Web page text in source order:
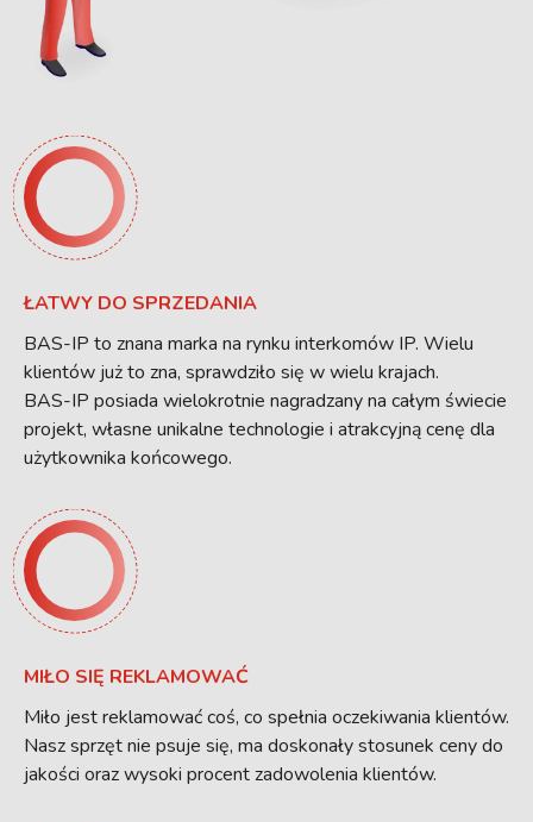
ŁATWY DO SPRZEDANIA
BAS-IP to znana marka na rynku interkomów IP. Wielu
klientów już to zna, sprawdziło się w wielu krajach.
BAS-IP posiada wielokrotnie nagradzany na całym świecie
projekt, własne unikalne technologie i atrakcyjną cenę dla
użytkownika końcowego.
MIŁO SIĘ REKLAMOWAĆ
Miło jest reklamować coś, co spełnia oczekiwania klientów.
Nasz sprzęt nie psuje się, ma doskonały stosunek ceny do
jakości oraz wysoki procent zadowolenia klientów.